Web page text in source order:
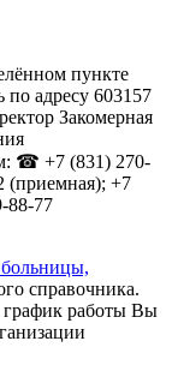
пункте
адресу 603157
Закомерная
☎ +7 (831) 270-
(приемная); +7
88-77
справочника.
график работы Вы